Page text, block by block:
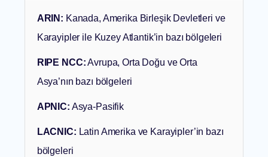
ARIN: Kanada, Amerika Birleşik Devletleri ve
Karayipler ile Kuzey Atlantik’in bazı bölgeleri
RIPE NCC:Avrupa, Orta Doğu ve Orta
Asya’nın bazı bölgeleri
APNIC: Asya-Pasifik
LACNIC: Latin Amerika ve Karayipler’in bazı
bölgeleri